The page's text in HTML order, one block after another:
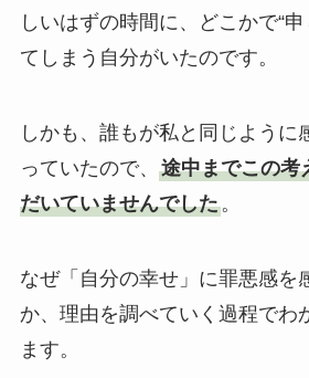
しいはずの時間に、どこかで“
てしまう自分がいたのです。
しかも、誰もが私と同じように
っていたので、 途中までこの考
だいていませんでした。
なぜ「自分の幸せ」に罪悪感を
か、理由を調べていく過程でわ
ます。